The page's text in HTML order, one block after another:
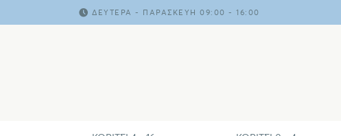
ΔΕΥΤΈΡΑ - ΠΑΡΑΣΚΕΥΉ 09:00 - 16:00